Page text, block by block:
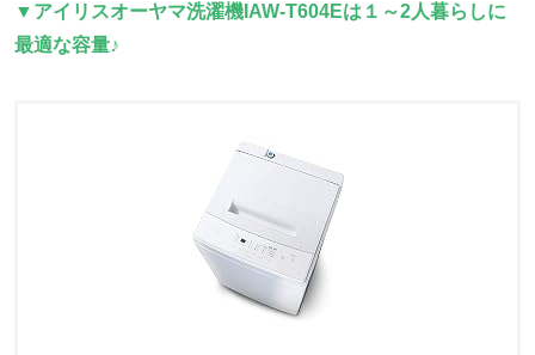
▼ アイリスオーヤマ洗濯機IAW-T604Eは １～2人暮らしに
最適な容量♪